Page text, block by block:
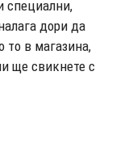
специални,
дори да
то в магазина,
ще свикнете с